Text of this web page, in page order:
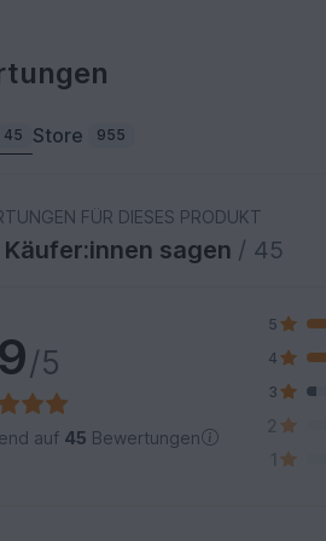
45 Store 955
FÜR DIESES PRODUKT
Käufer:innen sagen / 45
/5
auf 45 Bewertungen
5
4
3
2
1